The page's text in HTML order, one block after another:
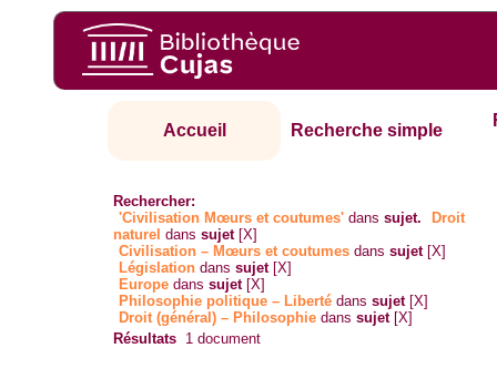
Accueil Recherche simple
Rechercher:
'Civilisation Mœurs et coutumes' danssujet.
Droit
naturel danssujet [X]
Civilisation – Mœurs et coutumes danssujet [X]
Législation danssujet [X]
Europe danssujet [X]
Philosophie politique – Liberté danssujet [X]
Droit (général) – Philosophie danssujet [X]
Résultats 1 document